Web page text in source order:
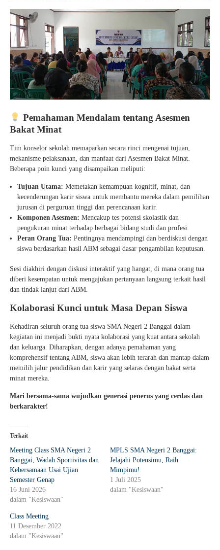
Pemahaman Mendalam tentang Asesmen
Bakat Minat
Tim konselor sekolah memaparkan secara rinci mengenai tujuan,
mekanisme pelaksanaan, dan manfaat dari Asesmen Bakat Minat.
Beberapa poin kunci yang disampaikan meliputi:
Tujuan Utama: Memetakan kemampuan kognitif, minat, dan
kecenderungan karir siswa untuk membantu mereka dalam pemilihan
jurusan di perguruan tinggi dan perencanaan karir.
Komponen Asesmen: Mencakup tes potensi skolastik dan
pengukuran minat terhadap berbagai bidang studi dan profesi.
Peran Orang Tua: Pentingnya mendampingi dan berdiskusi dengan
siswa berdasarkan hasil ABM sebagai dasar pengambilan keputusan.
Sesi diakhiri dengan diskusi interaktif yang hangat, di mana orang tua
diberi kesempatan untuk mengajukan pertanyaan langsung terkait hasil
dan tindak lanjut dari ABM.
Kolaborasi Kunci untuk Masa Depan Siswa
Kehadiran seluruh orang tua siswa SMA Negeri 2 Banggai dalam
kegiatan ini menjadi bukti nyata kolaborasi yang kuat antara sekolah
dan keluarga. Diharapkan, dengan adanya pemahaman yang
komprehensif tentang ABM, siswa akan lebih terarah dan mantap dalam
memilih jalur pendidikan dan karir yang selaras dengan bakat serta
minat mereka.
Mari bersama-sama wujudkan generasi penerus yang cerdas dan
berkarakter!
Terkait
Meeting Class SMA Negeri 2
Banggai, Wadah Sportivitas dan
Kebersamaan Usai Ujian
Semester Genap
16 Juni 2026
dalam "Kesiswaan"
MPLS SMA Negeri 2 Banggai:
Jelajahi Potensimu, Raih
Mimpimu!
1 Juli 2025
dalam "Kesiswaan"
Class Meeting
11 Desember 2022
dalam "Kesiswaan"